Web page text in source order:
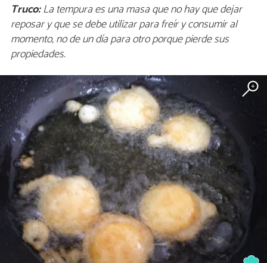
Truco:La tempura es una masa que no hay que dejar
reposar y que se debe utilizar para freír y consumir al
momento, no de un día para otro porque pierde sus
propiedades.